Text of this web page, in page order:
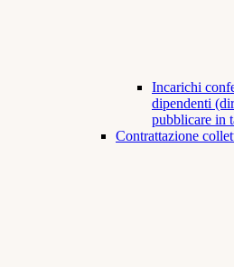
Incarichi
dipendenti
pubblicare in
Contrattazione